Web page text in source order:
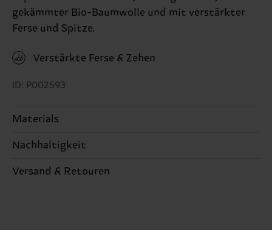
gekämmter Bio-Baumwolle und mit verstärkter
Ferse und Spitze.
Verstärkte Ferse & Zehen
ID: P002593
Materials
61% Cotton, 38% Polyamide, 1% Elastane
Nachhaltigkeit
Nachhaltigkeit ist mehr als nur Qualität und
Versand & Retouren